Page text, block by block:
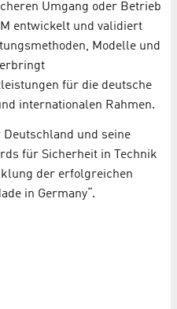
Umgang oder Betrieb
entwickelt und validiert
Modelle und
für die deutsche
internationalen Rahmen.
und seine
für Sicherheit in Technik
der erfolgreichen
in Germany“.